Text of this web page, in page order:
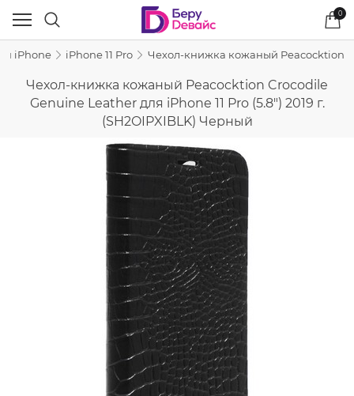
0
iPhone iPhone 11 Pro Чехол-книжка кожаный Peacocktion
Чехол-книжка кожаный Peacocktion Crocodile
Genuine Leather для iPhone 11 Pro (5.8") 2019 г.
(SH2OIPXIBLK) Черный